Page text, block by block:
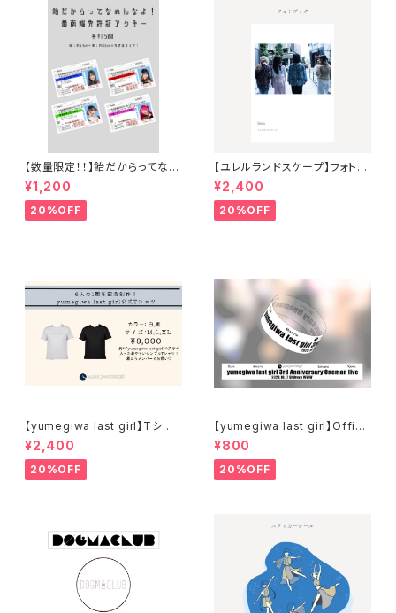
【数量限定！！】飴だからってなめ
んなよ！最南端免許証アクキー
¥1,200
20%OFF
【ユレルランドスケープ】フォトブ
ック
¥2,400
20%OFF
【yumegiwa last girl】Tシャ
ツ
¥2,400
20%OFF
【yumegiwa last girl】Offici
al Rubber Band
¥800
20%OFF